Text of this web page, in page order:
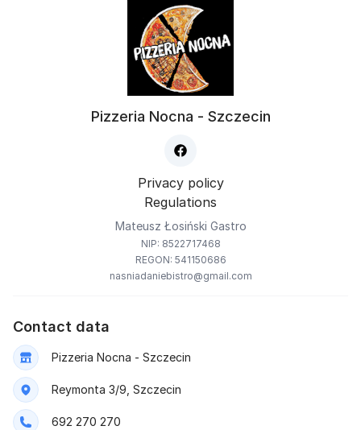
Pizzeria Nocna - Szczecin
Privacy policy
Regulations
Mateusz Łosiński Gastro
NIP: 8522717468
REGON: 541150686
nasniadaniebistro@gmail.com
Contact data
Pizzeria Nocna - Szczecin
Reymonta 3/9, Szczecin
692 270 270